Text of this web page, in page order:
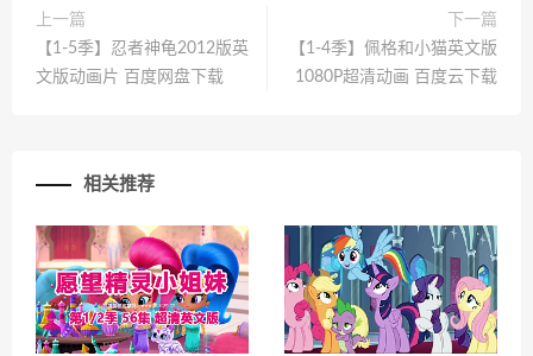
上一篇
【1-5季】忍者神龟2012版英
文版动画片 百度网盘下载
下一篇
【1-4季】佩格和小猫英文版
1080P超清动画 百度云下载
相关推荐